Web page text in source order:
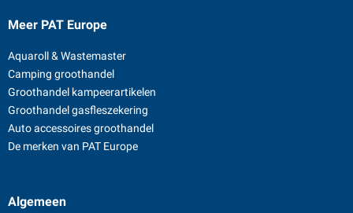
Meer PAT Europe
Aquaroll & Wastemaster
Camping groothandel
Groothandel kampeerartikelen
Groothandel gasfleszekering
Auto accessoires groothandel
De merken van PAT Europe
Algemeen